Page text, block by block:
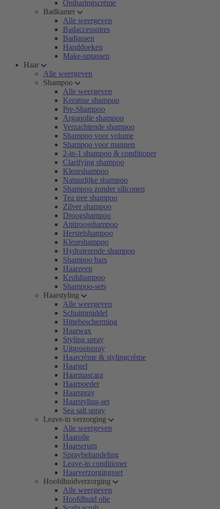
Ontharingscrème
Badkamer
Alle weergeven
Badaccessoires
Badjassen
Handdoeken
Make-uptassen
Haar
Alle weergeven
Shampoo
Alle weergeven
Keratine shampoo
Pre-Shampoo
Arganolie shampoo
Verzachtende shampoo
Shampoo voor volume
Shampoo voor mannen
2-in-1 shampoo & conditioner
Clarifying shampoo
Kleurshampoo
Natuurlijke shampoo
Shampoo zonder siliconen
Tea tree shampoo
Zilver shampoo
Droogshampoo
Antiroosshampoo
Herstelshampoo
Kleurshampoo
Hydraterende shampoo
Shampoo bars
Haarzeep
Krulshampoo
Shampoo-sets
Haarstyling
Alle weergeven
Schuimmiddel
Hittebescherming
Haarwax
Styling spray
Uitgroeispray
Haarcrème & stylingcrème
Haargel
Haarmascara
Haarpoeder
Haarspray
Haarstyling-set
Sea salt spray
Leave-in verzorging
Alle weergeven
Haarolie
Haarserum
Spraybehandeling
Leave-in conditioner
Haarverzorgingsset
Hoofdhuidverzorging
Alle weergeven
Hoofdhuid olie